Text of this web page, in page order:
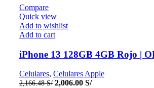
Compare
Quick view
Add to wishlist
Add to cart
iPhone 13 128GB 4GB Rojo |
Celulares, Celulares Apple
2,166.48S/ Original
2,006.00 S/Current